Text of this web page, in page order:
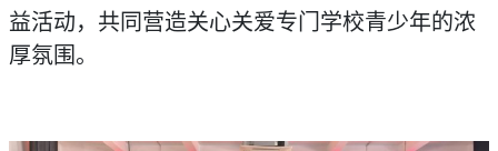
益活动，共同营造关心关爱专门学校青少年的浓
厚氛围。